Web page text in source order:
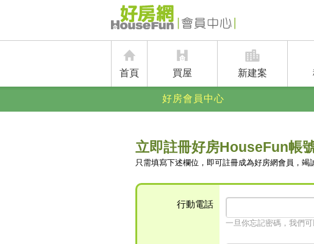
首頁 買屋 新建案
好房會員中心
立即註冊好房HouseFun帳
只需填寫下述欄位，即可註冊成為好房網會員，竭
行動電話
一旦你忘記密碼，我們可